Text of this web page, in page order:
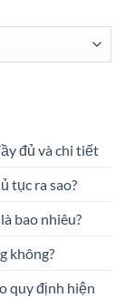
đủ và chi tiết
tục ra sao?
bao nhiêu?
không?
quy định hiện